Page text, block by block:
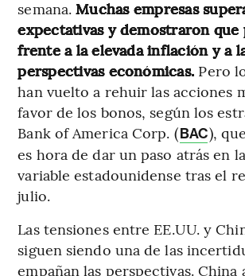
semana.Muchas empresas
expectativas y demostraron que
frente a la elevada inflación y a
perspectivas económicas. Pero
han vuelto a rehuir las acciones
favor de los bonos, según los
Bank of America Corp. (BAC),
es hora de dar un paso atrás en
variable estadounidense tras el
julio.
Las tensiones entre EE.UU. y
siguen siendo una de las
empañan las perspectivas. China